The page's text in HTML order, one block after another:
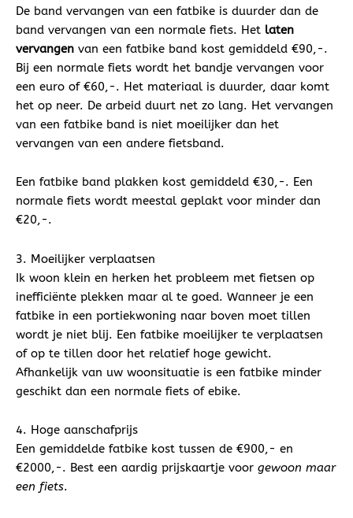
De band vervangen van een fatbike is duurder dan de
band vervangen van een normale fiets. Het laten
vervangen van een fatbike band kost gemiddeld €90,-.
Bij een normale fiets wordt het bandje vervangen voor
een euro of €60,-. Het materiaal is duurder, daar komt
het op neer. De arbeid duurt net zo lang. Het vervangen
van een fatbike band is niet moeilijker dan het
vervangen van een andere fietsband.
Een fatbike band plakken kost gemiddeld €30,-. Een
normale fiets wordt meestal geplakt voor minder dan
€20,-.
3. Moeilijker verplaatsen
Ik woon klein en herken het probleem met fietsen op
inefficiënte plekken maar al te goed. Wanneer je een
fatbike in een portiekwoning naar boven moet tillen
wordt je niet blij. Een fatbike moeilijker te verplaatsen
of op te tillen door het relatief hoge gewicht.
Afhankelijk van uw woonsituatie is een fatbike minder
geschikt dan een normale fiets of ebike.
4. Hoge aanschafprijs
Een gemiddelde fatbike kost tussen de €900,- en
€2000,-. Best een aardig prijskaartje voor gewoon maar
een fiets.